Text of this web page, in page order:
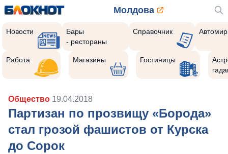
Молдова
Новости
Бары
- рестораны
Справочник Автомир
Работа Магазины Гостиницы
Общество 19.04.2018
Партизан по прозвищу «Борода»
стал грозой фашистов от Курска
до Сорок